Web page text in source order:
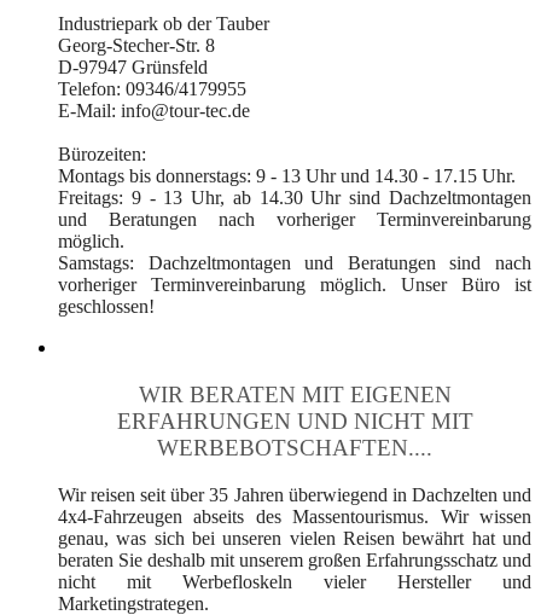
Industriepark ob der Tauber
Georg-Stecher-Str. 8
D-97947 Grünsfeld
Telefon: 09346/4179955
E-Mail: info@tour-tec.de
Bürozeiten:
Montags bis donnerstags: 9 - 13 Uhr und 14.30 - 17.15 Uhr.
Freitags: 9 - 13 Uhr, ab 14.30 Uhr sind Dachzeltmontagen
und Beratungen nach vorheriger Terminvereinbarung
möglich.
Samstags: Dachzeltmontagen und Beratungen sind nach
vorheriger Terminvereinbarung möglich. Unser Büro ist
geschlossen!
WIR BERATEN MIT EIGENEN
ERFAHRUNGEN UND NICHT MIT
WERBEBOTSCHAFTEN....
Wir reisen seit über 35 Jahren überwiegend in Dachzelten und
4x4-Fahrzeugen abseits des Massentourismus. Wir wissen
genau, was sich bei unseren vielen Reisen bewährt hat und
beraten Sie deshalb mit unserem großen Erfahrungsschatz und
nicht mit Werbefloskeln vieler Hersteller und
Marketingstrategen.